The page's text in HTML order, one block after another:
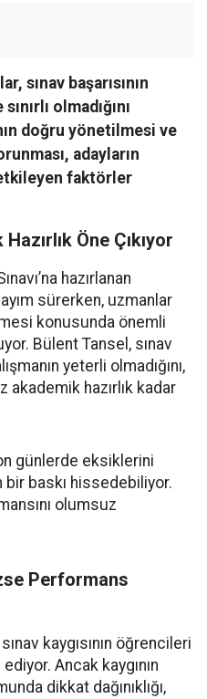
sınav başarısının
olmadığını
doğru yönetilmesi ve
adayların
faktörler
Öne Çıkıyor
hazırlanan
sürerken, uzmanlar
konusunda önemli
Bülent Tansel, sınav
yeterli olmadığını,
akademik hazırlık kadar
günlerde eksiklerini
bir baskı hissedebiliyor.
olumsuz
Performans
kaygısının öğrencileri
Ancak kaygının
dikkat dağınıklığı,